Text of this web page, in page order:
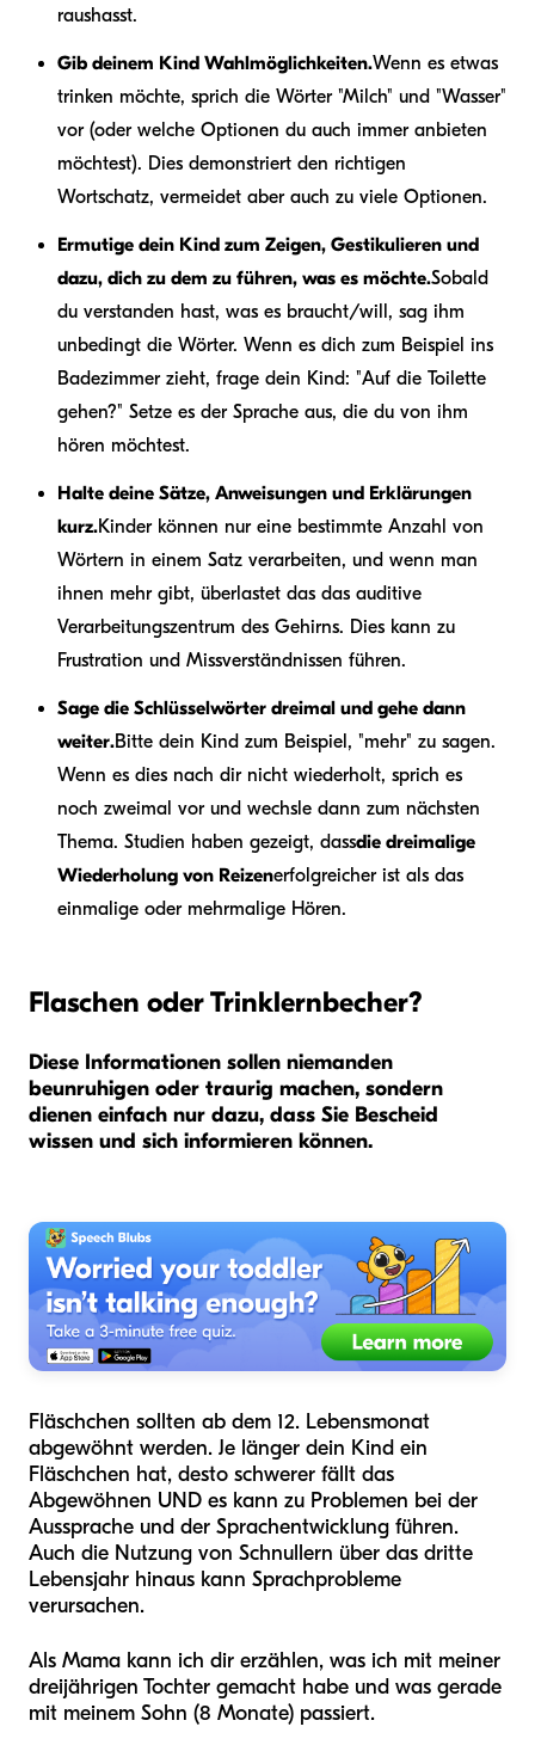
raushasst.
Gib deinem Kind Wahlmöglichkeiten.Wenn es etwas
trinken möchte, sprich die Wörter "Milch" und "Wasser"
vor (oder welche Optionen du auch immer anbieten
möchtest). Dies demonstriert den richtigen
Wortschatz, vermeidet aber auch zu viele Optionen.
Ermutige dein Kind zum Zeigen, Gestikulieren und
dazu, dich zu dem zu führen, was es möchte.Sobald
du verstanden hast, was es braucht/will, sag ihm
unbedingt die Wörter. Wenn es dich zum Beispiel ins
Badezimmer zieht, frage dein Kind: "Auf die Toilette
gehen?" Setze es der Sprache aus, die du von ihm
hören möchtest.
Halte deine Sätze, Anweisungen und Erklärungen
kurz.Kinder können nur eine bestimmte Anzahl von
Wörtern in einem Satz verarbeiten, und wenn man
ihnen mehr gibt, überlastet das das auditive
Verarbeitungszentrum des Gehirns. Dies kann zu
Frustration und Missverständnissen führen.
Sage die Schlüsselwörter dreimal und gehe dann
weiter.Bitte dein Kind zum Beispiel, "mehr" zu sagen.
Wenn es dies nach dir nicht wiederholt, sprich es
noch zweimal vor und wechsle dann zum nächsten
Thema. Studien haben gezeigt, dassdie dreimalige
Wiederholung von Reizenerfolgreicher ist als das
einmalige oder mehrmalige Hören.
Flaschen oder Trinklernbecher?
Diese Informationen sollen niemanden
beunruhigen oder traurig machen, sondern
dienen einfach nur dazu, dass Sie Bescheid
wissen und sich informieren können.
Fläschchen sollten ab dem 12. Lebensmonat
abgewöhnt werden. Je länger dein Kind ein
Fläschchen hat, desto schwerer fällt das
Abgewöhnen UND es kann zu Problemen bei der
Aussprache und der Sprachentwicklung führen.
Auch die Nutzung von Schnullern über das dritte
Lebensjahr hinaus kann Sprachprobleme
verursachen.
Als Mama kann ich dir erzählen, was ich mit meiner
dreijährigen Tochter gemacht habe und was gerade
mit meinem Sohn (8 Monate) passiert.